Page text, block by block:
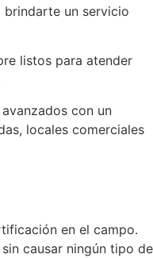
brindarte un servicio
listos para atender
con un
locales comerciales
en el campo.
causar ningún tipo de